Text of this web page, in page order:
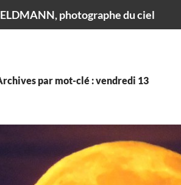
photographe du ciel
par mot-clé : vendredi 13